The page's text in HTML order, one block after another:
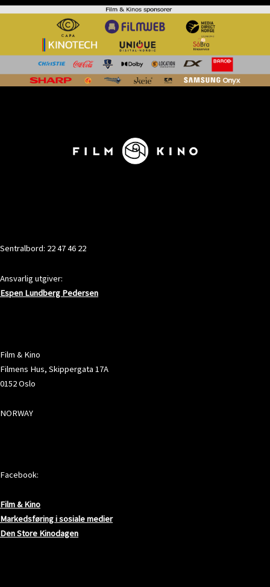
Sentralbord: 22 47 46 22
Ansvarlig utgiver:
Espen Lundberg Pedersen
Film & Kino
Filmens Hus, Skippergata 17A
0152 Oslo
NORWAY
Facebook:
Film & Kino
Markedsføring i sosiale medier
Den Store Kinodagen